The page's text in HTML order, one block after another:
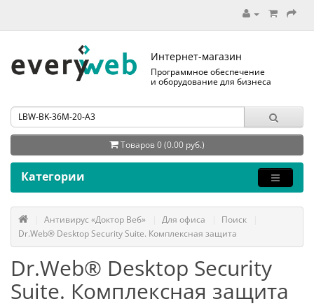
Интернет-магазин
Программное обеспечение
и оборудование для бизнеса
Товаров 0 (0.00 руб.)
Категории
Антивирус «Доктор Веб» Для офиса
Поиск
Dr.Web® Desktop Security Suite. Комплексная защита
Dr.Web® Desktop Security
Suite. Комплексная защита